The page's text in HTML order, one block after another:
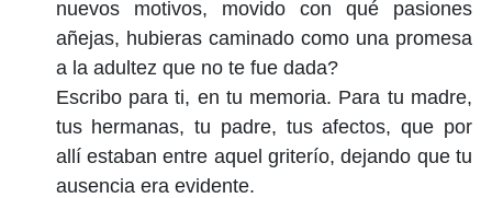
nuevos motivos, movido con qué pasiones
añejas, hubieras caminado como una promesa
a la adultez que no te fue dada?
Escribo para ti, en tu memoria. Para tu madre,
tus hermanas, tu padre, tus afectos, que por
allí estaban entre aquel griterío, dejando que tu
ausencia era evidente.